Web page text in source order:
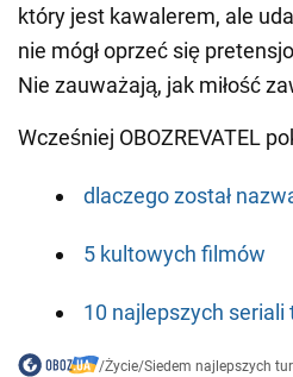
który jest kawalerem, ale
nie mógł oprzeć się
Nie zauważają, jak miłość
Wcześniej OBOZREVATEL
dlaczego został
5 kultowych filmów
10 najlepszych
/Życie/Siedem najlepszych